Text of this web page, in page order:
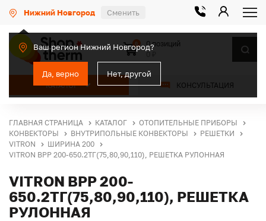
Нижний Новгород Сменить
Ваш регион Нижний Новгород?
Да, верно Нет, другой
КАТАЛОГ КОНСУЛЬТАЦИЯ
0
0 позиций
ГЛАВНАЯ СТРАНИЦА КАТАЛОГ
ОТОПИТЕЛЬНЫЕ ПРИБОРЫ
КОНВЕКТОРЫ
ВНУТРИПОЛЬНЫЕ КОНВЕКТОРЫ
РЕШЕТКИ
VITRON
ШИРИНА 200
VITRON ВРР 200-650.2ТГ(75,80,90,110), РЕШЕТКА РУЛОННАЯ
VITRON ВРР 200-
650.2ТГ(75,80,90,110), РЕШЕТКА
РУЛОННАЯ